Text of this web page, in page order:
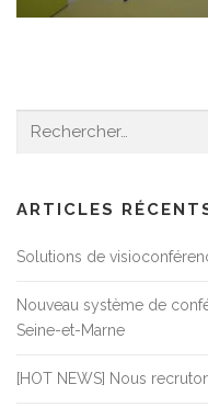
ARTICLES
Solutions de
Nouveau système de
Seine-et-Marne
[HOT NEWS] Nous